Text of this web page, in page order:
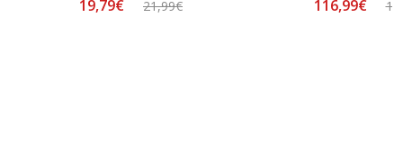
19,79€ 21,99€ 116,99€